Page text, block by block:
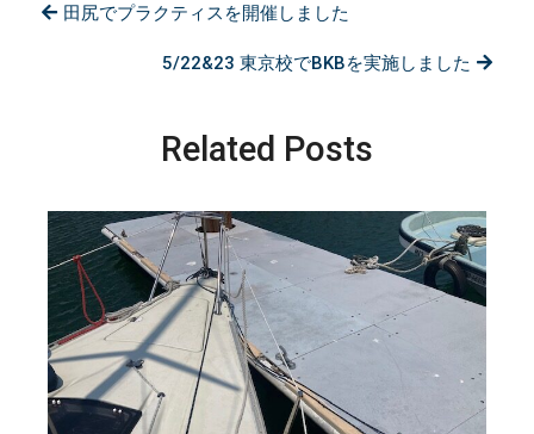
田尻でプラクティスを開催しました
5/22&23 東京校でBKBを実施しました
Related Posts